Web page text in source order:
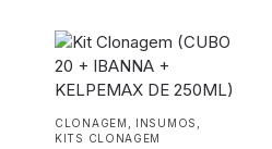
CLONAGEM INSUMOS
KITS CLONAGEM